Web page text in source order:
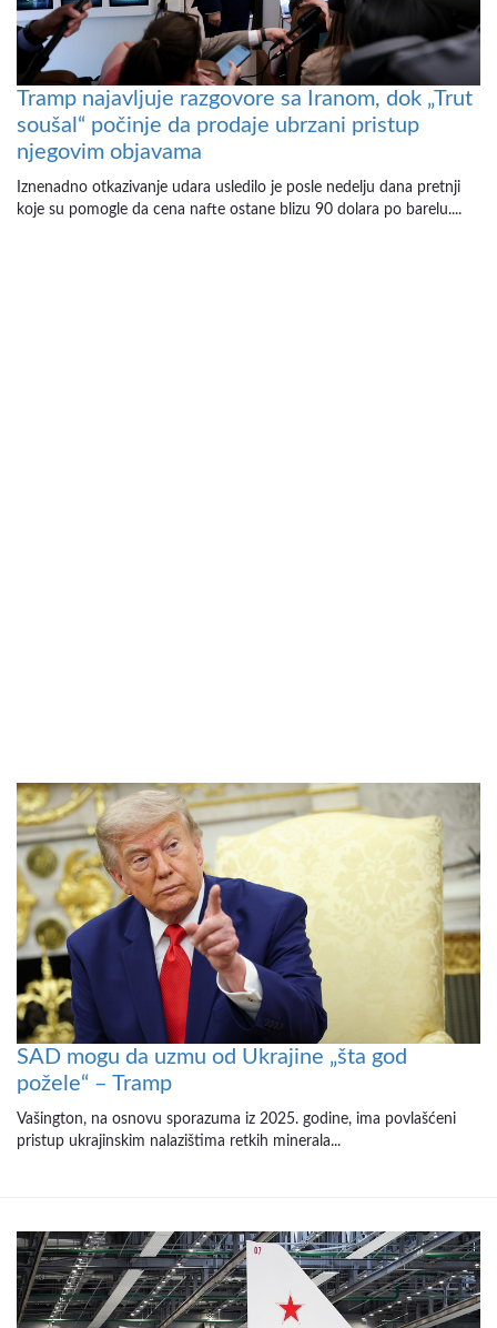
Tramp najavljuje razgovore sa Iranom, dok „Trut
soušal“ počinje da prodaje ubrzani pristup
njegovim objavama
Iznenadno otkazivanje udara usledilo je posle nedelju dana pretnji
koje su pomogle da cena nafte ostane blizu 90 dolara po barelu....
SAD mogu da uzmu od Ukrajine „šta god
požele“ – Tramp
Vašington, na osnovu sporazuma iz 2025. godine, ima povlašćeni
pristup ukrajinskim nalazištima retkih minerala...